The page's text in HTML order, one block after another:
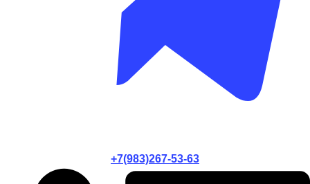
+7(983)267-53-63